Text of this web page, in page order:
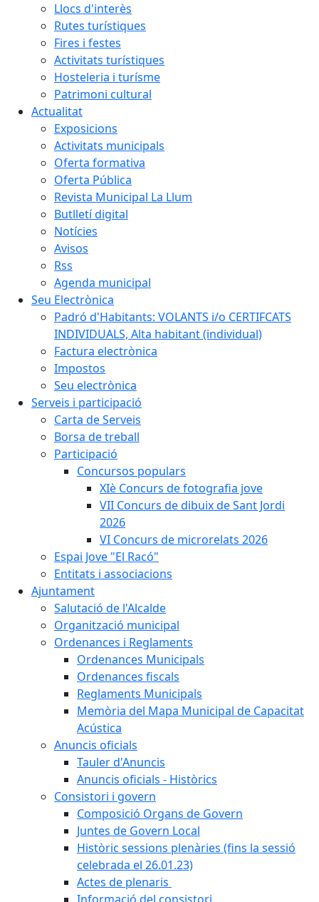
Llocs d'interès
Rutes turístiques
Fires i festes
Activitats turístiques
Hosteleria i turísme
Patrimoni cultural
Actualitat
Exposicions
Activitats municipals
Oferta formativa
Oferta Pública
Revista Municipal La Llum
Butlletí digital
Notícies
Avisos
Rss
Agenda municipal
Seu Electrònica
Padró d'Habitants: VOLANTS i/o CERTIFCATS
INDIVIDUALS, Alta habitant (individual)
Factura electrònica
Impostos
Seu electrònica
Serveis i participació
Carta de Serveis
Borsa de treball
Participació
Concursos populars
XIè Concurs de fotografia jove
VII Concurs de dibuix de Sant Jordi
2026
VI Concurs de microrelats 2026
Espai Jove "El Racó"
Entitats i associacions
Ajuntament
Salutació de l'Alcalde
Organització municipal
Ordenances i Reglaments
Ordenances Municipals
Ordenances fiscals
Reglaments Municipals
Memòria del Mapa Municipal de Capacitat
Acústica
Anuncis oficials
Tauler d'Anuncis
Anuncis oficials - Històrics
Consistori i govern
Composició Organs de Govern
Juntes de Govern Local
Històric sessions plenàries (fins la sessió
celebrada el 26.01.23)
Actes de plenaris